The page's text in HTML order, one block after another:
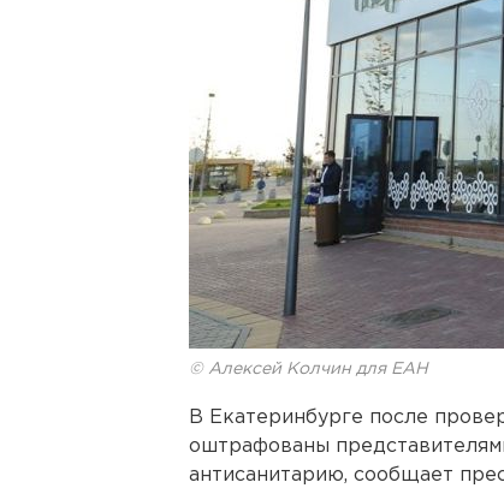
© Алексей Колчин для ЕАН
В Екатеринбурге после
оштрафованы
антисанитарию, сообщает